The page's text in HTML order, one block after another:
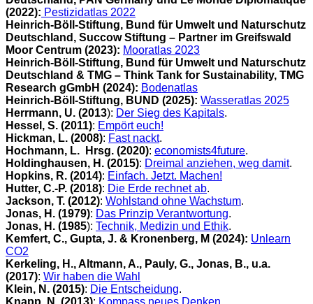
(2022): Pestizidatlas 2022
Heinrich-Böll-Stiftung, Bund für Umwelt und Naturschutz
Deutschland, Succow Stiftung – Partner im Greifswald
Moor Centrum (2023): Mooratlas 2023
Heinrich-Böll-Stiftung, Bund für Umwelt und Naturschutz
Deutschland & TMG – Think Tank for Sustainability, TMG
Research gGmbH (2024): Bodenatlas
Heinrich-Böll-Stiftung, BUND (2025): Wasseratlas 2025
Herrmann, U. (2013): Der Sieg des Kapitals.
Hessel, S. (2011): Empört euch!
Hickman, L. (2008): Fast nackt.
Hochmann, L. Hrsg. (2020): economists4future.
Holdinghausen, H. (2015): Dreimal anziehen, weg damit.
Hopkins, R. (2014): Einfach. Jetzt. Machen!
Hutter, C.-P. (2018): Die Erde rechnet ab.
Jackson, T. (2012): Wohlstand ohne Wachstum.
Jonas, H. (1979): Das Prinzip Verantwortung.
Jonas, H. (1985): Technik, Medizin und Ethik.
Kemfert, C., Gupta, J. & Kronenberg, M (2024): Unlearn
CO2
Kerkeling, H., Altmann, A., Pauly, G., Jonas, B., u.a.
(2017): Wir haben die Wahl
Klein, N. (2015): Die Entscheidung.
Knapp. N. (2013): Kompass neues Denken.